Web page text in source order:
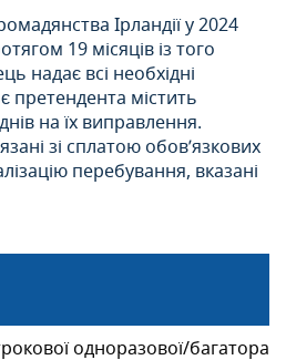
Ірландії у 2024
19 місяців із того
надає всі необхідні
містить
на їх виправлення.
зі сплатою обов’язкових
перебування, вказані
одноразової/